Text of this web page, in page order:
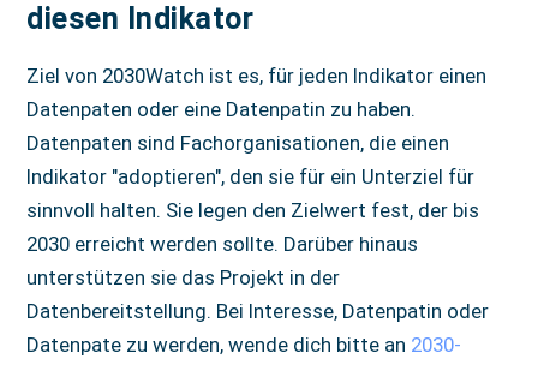
diesen Indikator
Ziel von 2030Watch ist es, für jeden Indikator einen
Datenpaten oder eine Datenpatin zu haben.
Datenpaten sind Fachorganisationen, die einen
Indikator "adoptieren", den sie für ein Unterziel für
sinnvoll halten. Sie legen den Zielwert fest, der bis
2030 erreicht werden sollte. Darüber hinaus
unterstützen sie das Projekt in der
Datenbereitstellung. Bei Interesse, Datenpatin oder
Datenpate zu werden, wende dich bitte an 2030-